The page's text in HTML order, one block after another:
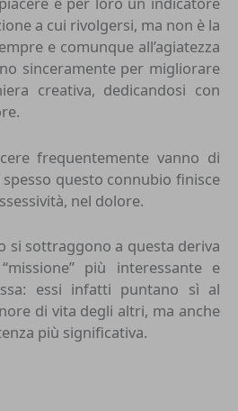
a cui rivolgersi, ma non è la
e comunque all’agiatezza
sinceramente per migliorare
creativa, dedicandosi con
frequentemente vanno di
questo connubio finisce
nel dolore.
si sottraggono a questa deriva
più interessante e
essi infatti puntano sì al
di vita degli altri, ma anche
più significativa.